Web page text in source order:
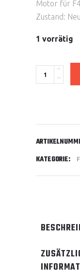
Motor für
Zustand: Neu
1 vorrätig
Motor
F4
KATEGORIE: